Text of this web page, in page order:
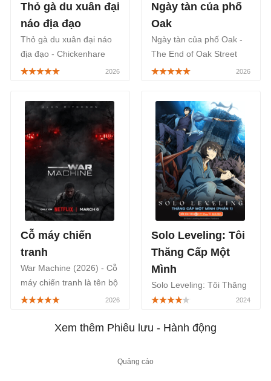
Thỏ gà du xuân đại
náo địa đạo
Thỏ gà du xuân đại náo
địa đạo - Chickenhare
and the Secret of the
chiếu rạp từ ngày
17/2/2026 với thời lượng
89 phút.
Ngày tàn của phố
Oak
Ngày tàn của phố Oak -
The End of Oak Street
(2026) là bom tấn sinh
Hathaway và Ewan
McGregor. Phim chiếu
rạp từ ngày 14/8/2026.
Cỗ máy chiến
tranh
War Machine (2026) - Cỗ
máy chiến tranh là tên bộ
phim hành động viễn
phát sóng trên kênh
Solo Leveling: Tôi
Thăng Cấp Một
Mình
Solo Leveling: Tôi Thăng
Cấp Một Mình (Ore Dake
bộ phim hoạt hình/anime
Xem thêm Phiêu lưu - Hành động